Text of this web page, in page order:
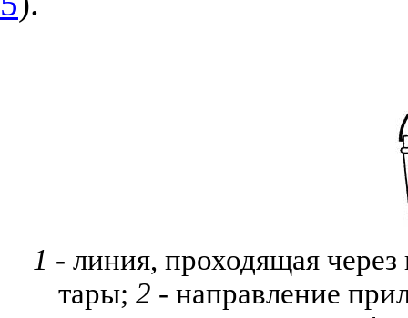
1 - линия, проходящая
тары; 2 - направление